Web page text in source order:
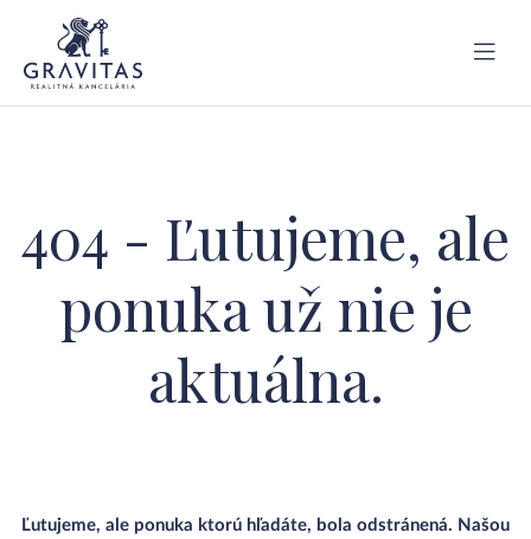
404 - Ľutujeme, ale
ponuka už nie je
aktuálna.
Ľutujeme, ale ponuka ktorú hľadáte, bola odstránená. Našou